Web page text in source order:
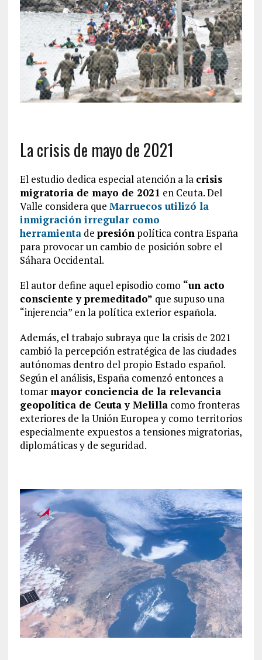
La crisis de mayo de 2021
El estudio dedica especial atención a la crisis
migratoria de mayo de 2021 en Ceuta. Del
Valle considera que Marruecos utilizó la
inmigración irregular como
herramientade presiónpolítica contra España
para provocar un cambio de posición sobre el
Sáhara Occidental.
El autor define aquel episodio como “un acto
consciente y premeditado” que supuso una
“injerencia” en la política exterior española.
Además, el trabajo subraya que la crisis de 2021
cambió la percepción estratégica de las ciudades
autónomas dentro del propio Estado español.
Según el análisis, España comenzó entonces a
tomar mayor conciencia de la relevancia
geopolítica de Ceuta y Melillacomo fronteras
exteriores de la Unión Europea y como territorios
especialmente expuestos a tensiones migratorias,
diplomáticas y de seguridad.